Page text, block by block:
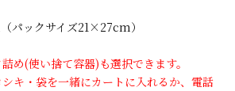
パックサイズ21×27cm）
め(使い捨て容器)も選択できます。
キ・袋を一緒にカートに入れるか、電話